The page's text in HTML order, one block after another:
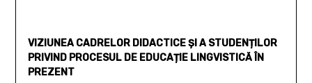
VIZIUNEA CADRELOR DIDACTICE ȘI A STUDENȚILOR
PRIVIND PROCESUL DE EDUCAȚIE LINGVISTICĂ ÎN
PREZENT